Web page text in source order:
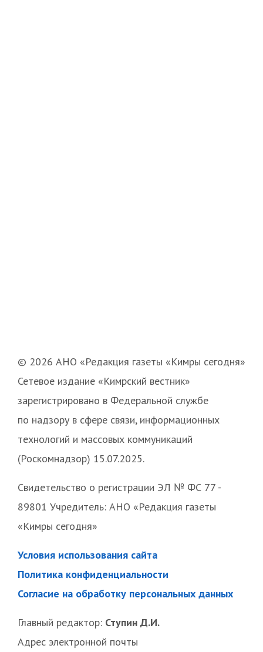
© 2026 АНО «Редакция газеты «Кимры сегодня»
Сетевое издание «Кимрский вестник»
зарегистрировано в Федеральной службе
по надзору в сфере связи, информационных
технологий и массовых коммуникаций
(Роскомнадзор) 15.07.2025.
Свидетельство о регистрации ЭЛ № ФС 77 -
89801 Учредитель: АНО «Редакция газеты
«Кимры сегодня»
Условия использования сайта
Политика конфиденциальности
Согласие на обработку персональных данных
Главный редактор: Ступин Д.И.
Адрес электронной почты